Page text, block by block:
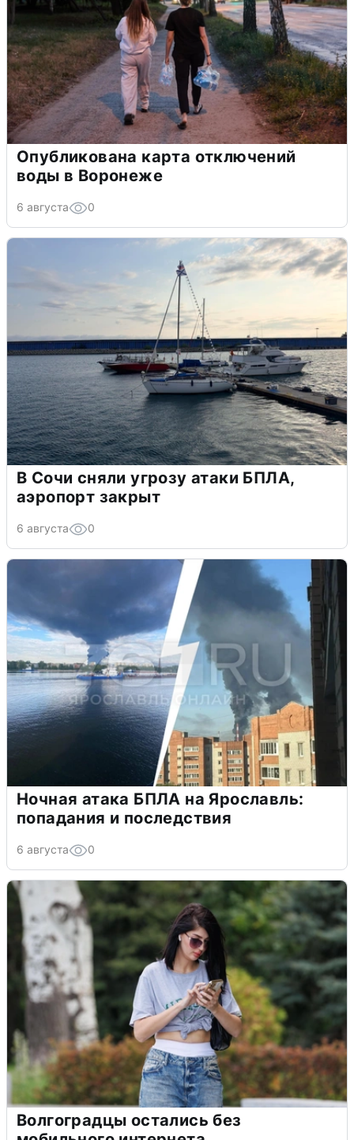
Опубликована карта отключений
воды в Воронеже
6 августа 0
В Сочи сняли угрозу атаки БПЛА,
аэропорт закрыт
6 августа 0
Ночная атака БПЛА на Ярославль:
попадания и последствия
6 августа 0
Волгоградцы остались без